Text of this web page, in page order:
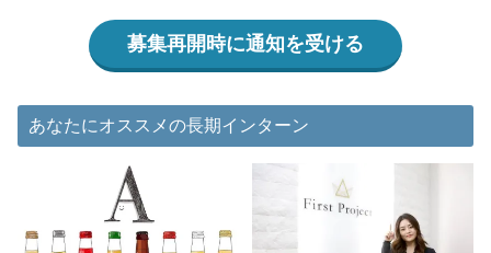
募集再開時に通知を受ける
あなたにオススメの長期インターン